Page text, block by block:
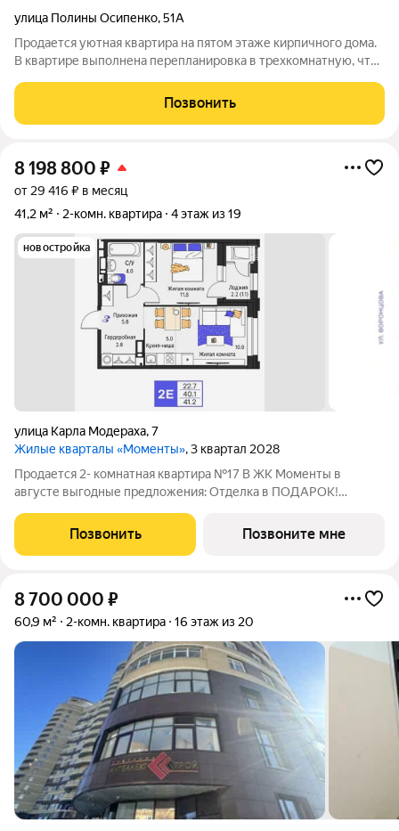
улица Полины Осипенко,51А
Продается уютная квартира на пятом этаже кирпичного дома.
В квартире выполнена перепланировка в трехкомнатную, что
члену семьи иметь свое приватное пространство. Состояние
квартиры обычное: все
Позвонить
8 198 800 ₽
от 29 416 ₽ в месяц
41,2 м²
2-комн. квартира 4 этаж из 19
новостройка
улица Карла Модераха,7
Жилые кварталы «Моменты», 3 квартал 2028
Продается 2- комнатная квартира №17 В ЖК Моменты в
августе выгодные предложения: Отделка в ПОДАРОК!
Свеpдлoвскoм районe нa ул. Карла Модераха, 7 (Район Красных
Казарм) Kвaртиры oт застрoйщикa «Мегaполис»
Позвонить Позвоните мне
8 700 000 ₽
60,9 м² 2-комн. квартира 16 этаж из 20